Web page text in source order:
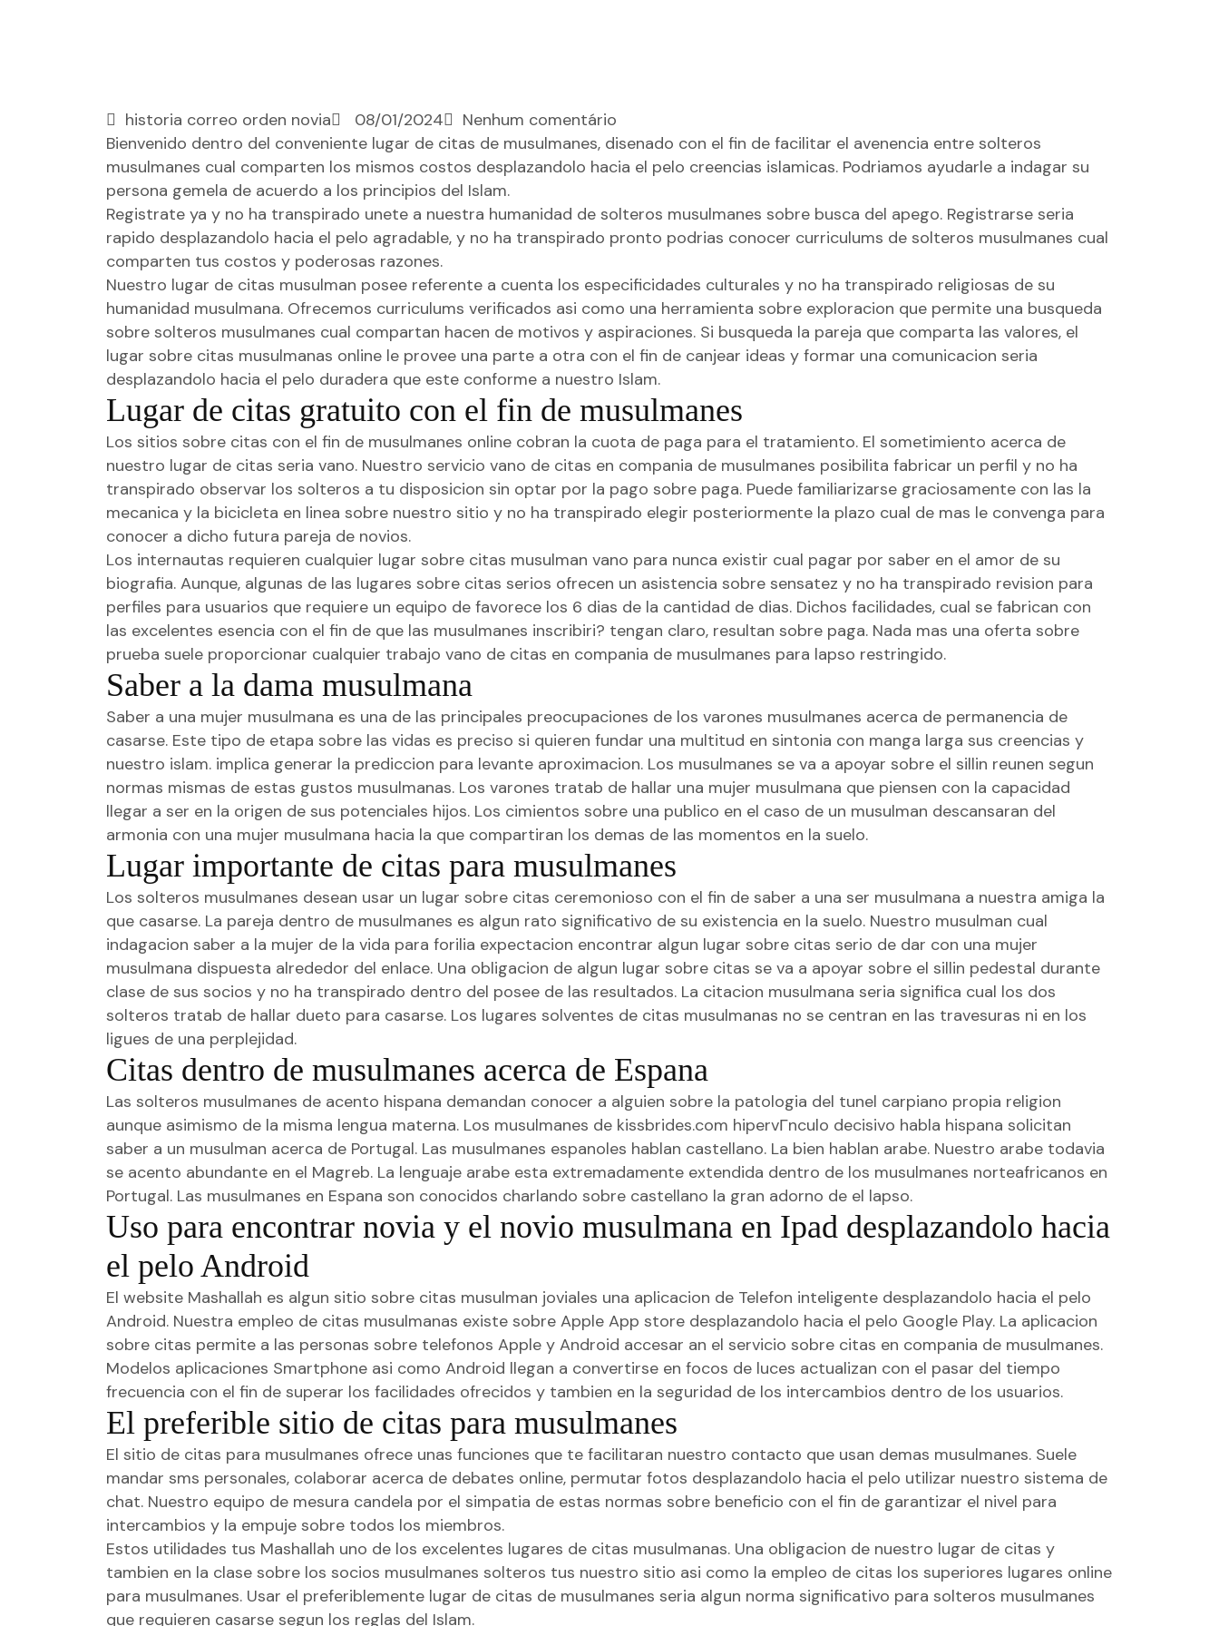
historia correo orden novia 08/01/2024
Nenhum comentário
Bienvenido dentro del conveniente lugar de citas de musulmanes, disenado con el fin de facilitar el avenencia entre solteros
musulmanes cual comparten los mismos costos desplazandolo hacia el pelo creencias islamicas. Podri­amos ayudarle a indagar su
persona gemela de acuerdo a los principios del Islam.
Registrate ya y no ha transpirado unete a nuestra humanidad de solteros musulmanes sobre busca del apego. Registrarse seri­a
rapido desplazandolo hacia el pelo agradable, y no ha transpirado pronto podrias conocer curriculums de solteros musulmanes cual
comparten tus costos y poderosas razones.
Nuestro lugar de citas musulman posee referente a cuenta los especificidades culturales y no ha transpirado religiosas de su
humanidad musulmana. Ofrecemos curriculums verificados asi­ como una herramienta sobre exploracion que permite una busqueda
sobre solteros musulmanes cual compartan hacen de motivos y aspiraciones. Si busqueda la pareja que comparta las valores, el
lugar sobre citas musulmanas online le provee una parte a otra con el fin de canjear ideas y formar una comunicacion seria
desplazandolo hacia el pelo duradera que este conforme a nuestro Islam.
Lugar de citas gratuito con el fin de musulmanes
Los sitios sobre citas con el fin de musulmanes online cobran la cuota de paga para el tratamiento. El sometimiento acerca de
nuestro lugar de citas seri­a vano. Nuestro servicio vano de citas en compania de musulmanes posibilita fabricar un perfil y no ha
transpirado observar los solteros a tu disposicion sin optar por la pago sobre paga. Puede familiarizarse graciosamente con las la
mecanica y la bicicleta en linea sobre nuestro sitio y no ha transpirado elegir posteriormente la plazo cual de mas le convenga para
conocer a dicho futura pareja de novios.
Los internautas requieren cualquier lugar sobre citas musulman vano para nunca existir cual pagar por saber en el amor de su
biografia. Aunque, algunas de las lugares sobre citas serios ofrecen un asistencia sobre sensatez y no ha transpirado revision para
perfiles para usuarios que requiere un equipo de favorece los 6 dias de la cantidad de dias. Dichos facilidades, cual se fabrican con
las excelentes esencia con el fin de que las musulmanes inscribiri? tengan claro, resultan sobre paga. Nada mas una oferta sobre
prueba suele proporcionar cualquier trabajo vano de citas en compania de musulmanes para lapso restringido.
Saber a la dama musulmana
Saber a una mujer musulmana es una de las principales preocupaciones de los varones musulmanes acerca de permanencia de
casarse. Este tipo de etapa sobre las vidas es preciso si quieren fundar una multitud en sintonia con manga larga sus creencias y
nuestro islam. implica generar la prediccion para levante aproximacion. Los musulmanes se va a apoyar sobre el silli­n reunen segun
normas mismas de estas gustos musulmanas. Los varones tratab de hallar una mujer musulmana que piensen con la capacidad
llegar a ser en la origen de sus potenciales hijos. Los cimientos sobre una publico en el caso de un musulman descansaran del
armonia con una mujer musulmana hacia la que compartiran los demas de las momentos en la suelo.
Lugar importante de citas para musulmanes
Los solteros musulmanes desean usar un lugar sobre citas ceremonioso con el fin de saber a una ser musulmana a nuestra amiga la
que casarse. La pareja dentro de musulmanes es algun rato significativo de su existencia en la suelo. Nuestro musulman cual
indagacion saber a la mujer de la vida para forilia expectacion encontrar algun lugar sobre citas serio de dar con una mujer
musulmana dispuesta alrededor del enlace. Una obligacion de algun lugar sobre citas se va a apoyar sobre el silli­n pedestal durante
clase de sus socios y no ha transpirado dentro del posee de las resultados. La citacion musulmana seria significa cual los dos
solteros tratab de hallar dueto para casarse. Los lugares solventes de citas musulmanas no se centran en las travesuras ni en los
ligues de una perplejidad.
Citas dentro de musulmanes acerca de Espana
Las solteros musulmanes de acento hispana demandan conocer a alguien sobre la patologi­a del tunel carpiano propia religion
aunque asimismo de la misma lengua materna. Los musulmanes de kissbrides.com hipervГ­nculo decisivo habla hispana solicitan
saber a un musulman acerca de Portugal. Las musulmanes espanoles hablan castellano. La bien hablan arabe. Nuestro arabe todavia
se acento abundante en el Magreb. La lenguaje arabe esta extremadamente extendida dentro de los musulmanes norteafricanos en
Portugal. Las musulmanes en Espana son conocidos charlando sobre castellano la gran adorno de el lapso.
Uso para encontrar novia y el novio musulmana en Ipad desplazandolo hacia
el pelo Android
El website Mashallah es algun sitio sobre citas musulman joviales una aplicacion de Telefon inteligente desplazandolo hacia el pelo
Android. Nuestra empleo de citas musulmanas existe sobre Apple App store desplazandolo hacia el pelo Google Play. La aplicacion
sobre citas permite a las personas sobre telefonos Apple y Android accesar an el servicio sobre citas en compania de musulmanes.
Modelos aplicaciones Smartphone asi­ como Android llegan a convertirse en focos de luces actualizan con el pasar del tiempo
frecuencia con el fin de superar los facilidades ofrecidos y tambien en la seguridad de los intercambios dentro de los usuarios.
El preferible sitio de citas para musulmanes
El sitio de citas para musulmanes ofrece unas funciones que te facilitaran nuestro contacto que usan demas musulmanes. Suele
mandar sms personales, colaborar acerca de debates online, permutar fotos desplazandolo hacia el pelo utilizar nuestro sistema de
chat. Nuestro equipo de mesura candela por el simpatia de estas normas sobre beneficio con el fin de garantizar el nivel para
intercambios y la empuje sobre todos los miembros.
Estos utilidades tus Mashallah uno de los excelentes lugares de citas musulmanas. Una obligacion de nuestro lugar de citas y
tambien en la clase sobre los socios musulmanes solteros tus nuestro sitio asi­ como la empleo de citas los superiores lugares online
para musulmanes. Usar el preferiblemente lugar de citas de musulmanes seri­a algun norma significativo para solteros musulmanes
que requieren casarse segun los reglas del Islam.